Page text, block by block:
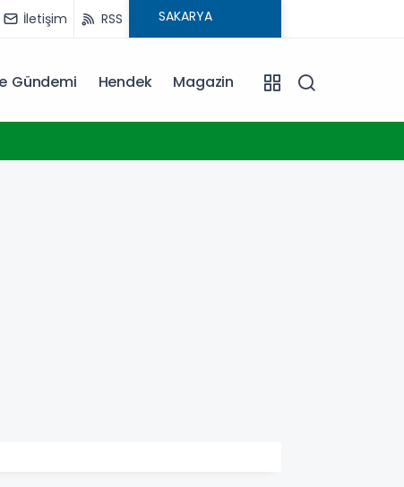
İletişim RSS
Gündemi Hendek Magazin